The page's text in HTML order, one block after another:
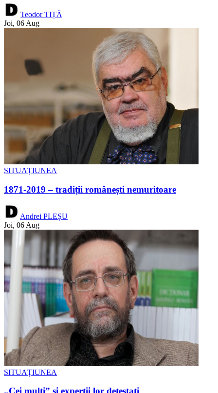
Teodor TIȚĂ
Joi, 06 Aug
SITUAȚIUNEA
1871-2019 – tradiții românești nemuritoare
Andrei PLEȘU
Joi, 06 Aug
SITUAȚIUNEA